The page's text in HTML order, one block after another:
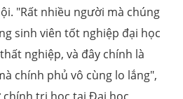
"Rất nhiều người mà chúng
sinh viên tốt nghiệp đại học
nghiệp, và đây chính là
chính phủ vô cùng lo lắng",
chính trị học tại Đại học